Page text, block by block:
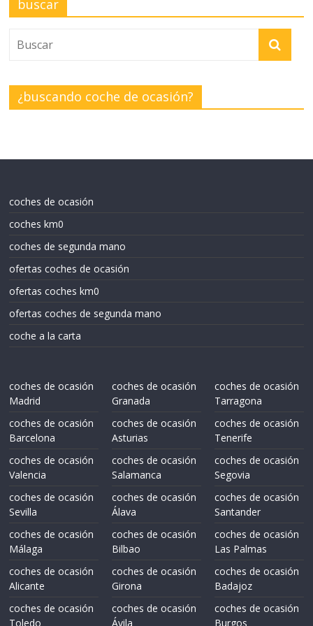
buscar
¿buscando coche de ocasión?
coches de ocasión
coches km0
coches de segunda mano
ofertas coches de ocasión
ofertas coches km0
ofertas coches de segunda mano
coche a la carta
coches de ocasión
Madrid
coches de ocasión
Barcelona
coches de ocasión
Valencia
coches de ocasión
Sevilla
coches de ocasión
Málaga
coches de ocasión
Alicante
coches de ocasión
Toledo
coches de ocasión
Granada
coches de ocasión
Asturias
coches de ocasión
Salamanca
coches de ocasión
Álava
coches de ocasión
Bilbao
coches de ocasión
Girona
coches de ocasión
Ávila
coches de ocasión
Tarragona
coches de ocasión
Tenerife
coches de ocasión
Segovia
coches de ocasión
Santander
coches de ocasión
Las Palmas
coches de ocasión
Badajoz
coches de ocasión
Burgos